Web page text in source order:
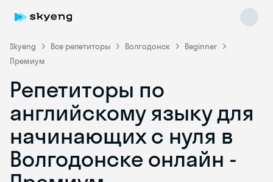
Skyeng Все репетиторы Волгодонск
Beginner
Премиум
Репетиторы по
английскому языку для
начинающих с нуля в
Волгодонске онлайн -
Skyeng Chat